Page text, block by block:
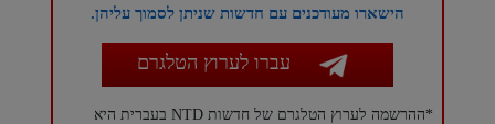
הישארו מעודכנים עם חדשות שניתן לסמוך עליהן.
עברו לערוץ הטלגרם
*ההרשמה לערוץ הטלגרם של חדשות NTD בעברית היא